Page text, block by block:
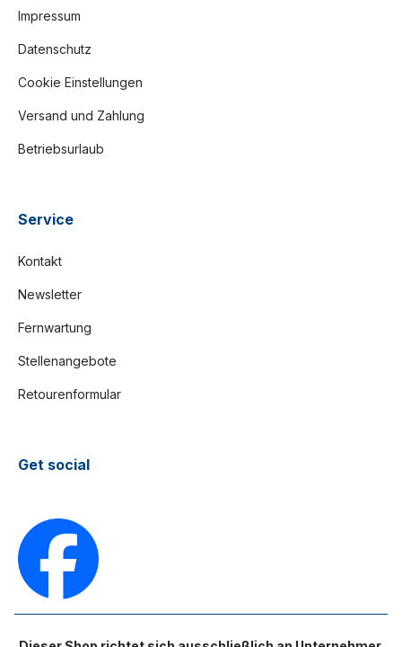
Impressum
Datenschutz
Cookie Einstellungen
Versand und Zahlung
Betriebsurlaub
Service
Kontakt
Newsletter
Fernwartung
Stellenangebote
Retourenformular
Get social